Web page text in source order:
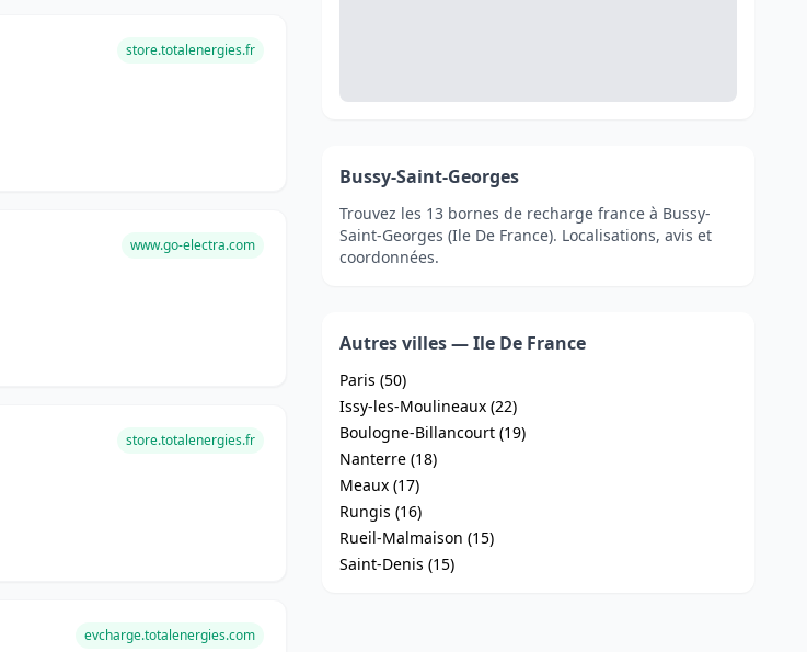
store.totalenergies.fr
www.go-electra.com
store.totalenergies.fr
evcharge.totalenergies.com
Bussy-Saint-Georges
Trouvez les 13 bornes de recharge france à Bussy-
Saint-Georges (Ile De France). Localisations, avis et
coordonnées.
Autres villes — Ile De France
Paris (50)
Issy-les-Moulineaux (22)
Boulogne-Billancourt (19)
Nanterre (18)
Meaux (17)
Rungis (16)
Rueil-Malmaison (15)
Saint-Denis (15)